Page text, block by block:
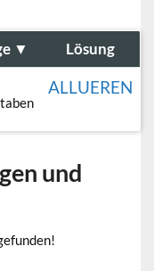
▼ Lösung
ALLUEREN
und